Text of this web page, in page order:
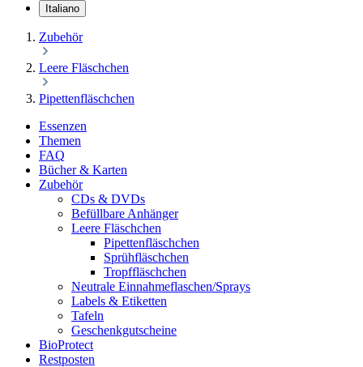
Italiano
Zubehör
Leere Fläschchen
Pipettenfläschchen
Essenzen
Themen
FAQ
Bücher & Karten
Zubehör
CDs & DVDs
Befüllbare Anhänger
Leere Fläschchen
Pipettenfläschchen
Sprühfläschchen
Tropffläschchen
Neutrale Einnahmeflaschen/Sprays
Labels & Etiketten
Tafeln
Geschenkgutscheine
BioProtect
Restposten